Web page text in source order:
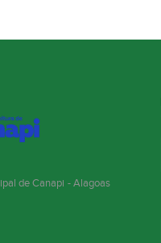
de Canapi - Alagoas